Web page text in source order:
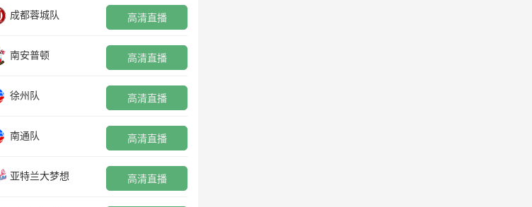
成都蓉城队 高清直播
南安普顿 高清直播
徐州队 高清直播
南通队 高清直播
亚特兰大梦想 高清直播